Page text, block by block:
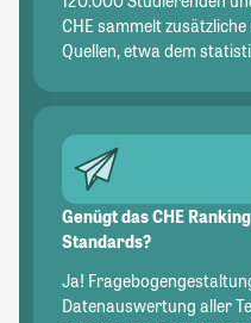
CHE sammelt
Quellen, etwa dem
Genügt das CHE
Standards?
Ja!
Datenauswertung aller